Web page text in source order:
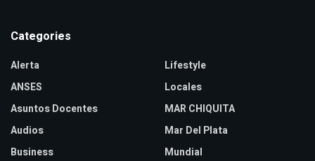
Categories
Alerta
ANSES
Asuntos Docentes
Audios
Business
Lifestyle
Locales
MAR CHIQUITA
Mar Del Plata
Mundial